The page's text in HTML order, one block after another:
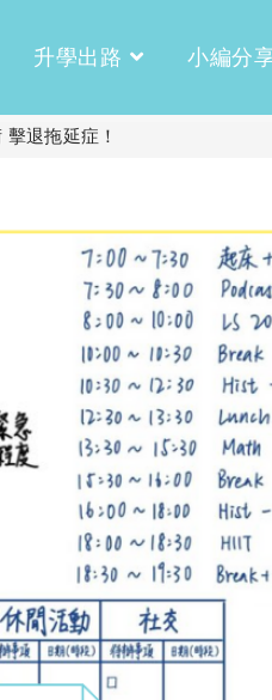
升學出路 小編分
退拖延症！